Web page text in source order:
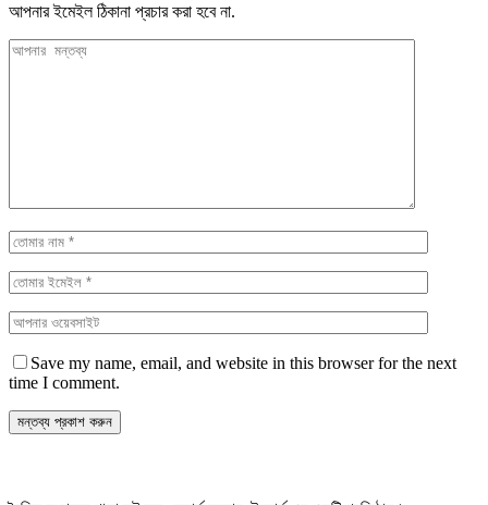
আপনার ইমেইল ঠিকানা প্রচার করা হবে না.
Save my name, email, and website in this browser for the next
time I comment.